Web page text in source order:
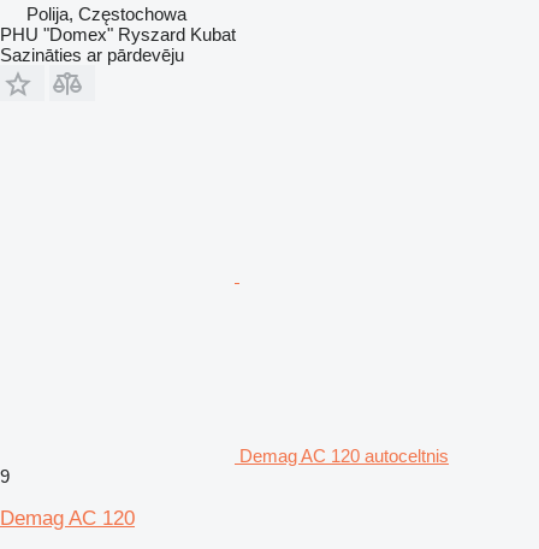
Polija, Częstochowa
PHU "Domex" Ryszard Kubat
Sazināties ar pārdevēju
Demag AC 120 autoceltnis
9
Demag AC 120